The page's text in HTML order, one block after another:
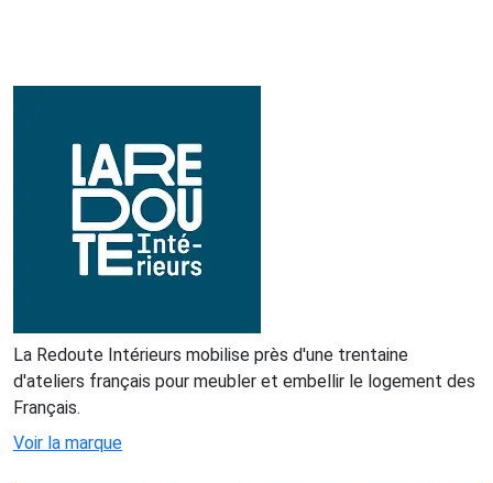
La Redoute Intérieurs mobilise près d'une trentaine
d'ateliers français pour meubler et embellir le logement des
Français.
Voir la marque